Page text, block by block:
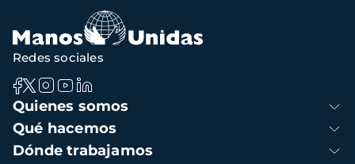
navegación
Navegación
principal
Quienes somos
Qué hacemos
Dónde trabajamos
Redes sociales